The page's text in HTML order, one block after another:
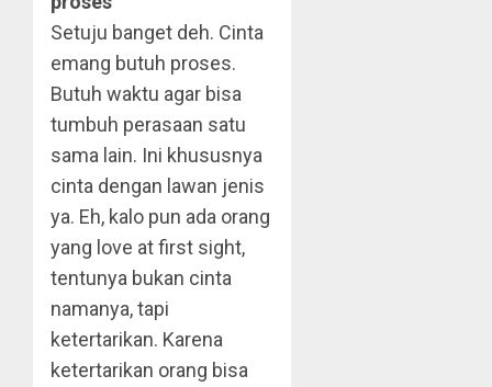
Setuju banget deh. Cinta
emang butuh proses.
Butuh waktu agar bisa
tumbuh perasaan satu
sama lain. Ini khususnya
cinta dengan lawan jenis
ya. Eh, kalo pun ada orang
yang love at first sight,
tentunya bukan cinta
namanya, tapi
ketertarikan. Karena
ketertarikan orang bisa